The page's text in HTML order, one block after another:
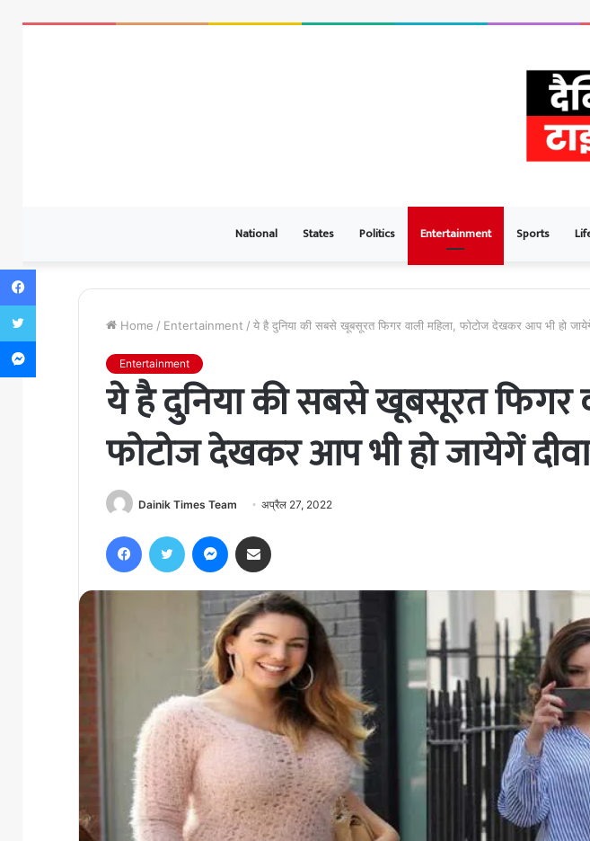
National States Politics Entertainment Sports
Home / Entertainment / ये है दुनिया की सबसे खूबसूरत फिगर वाली महिला, फोटोज देखकर आप भी हो
Entertainment
ये है दुनिया की सबसे खूबसूरत फिगर
फोटोज देखकर आप भी हो जायेगें
Dainik Times Team अप्रैल 27, 2022
FacebookTwitter Messenger
Facebook
Twitter
Messenger